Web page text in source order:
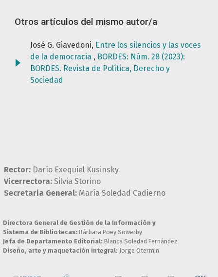
Otros artículos del mismo autor/a
José G. Giavedoni, Entre los silencios y las voces
de la democracia , BORDES: Núm. 28 (2023):
BORDES. Revista de Política, Derecho y
Sociedad
Rector: Darío Exequiel Kusinsky
Vicerrectora: Silvia Storino
Secretaria General: María Soledad Cadierno
Directora General de Gestión de la Información y
Sistema de Bibliotecas: Bárbara Poey Sowerby
Jefa de Departamento Editorial: Blanca Soledad Fernández
Diseño, arte y maquetación integral: Jorge Otermin